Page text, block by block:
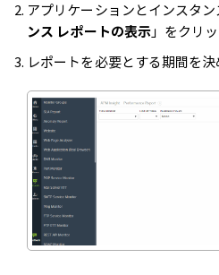
アプリケーションとインスタ
ンス レポートの表示」をクリッ
レポートを必要とする期間を決